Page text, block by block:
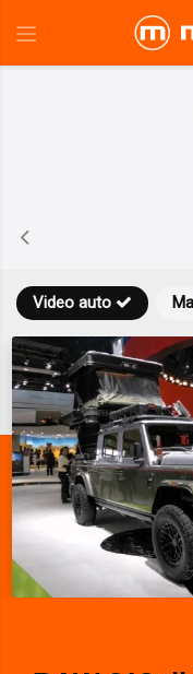
Video auto